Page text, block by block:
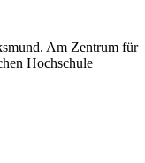
Am Zentrum für
Hochschule